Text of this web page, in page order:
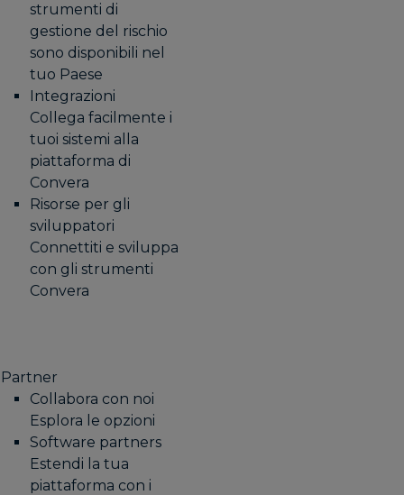
strumenti di
gestione del rischio
sono disponibili nel
tuo Paese
Integrazioni
Collega facilmente i
tuoi sistemi alla
piattaforma di
Convera
Risorse per gli
sviluppatori
Connettiti e sviluppa
con gli strumenti
Convera
Partner
Collabora con noi
Esplora le opzioni
Software partners
Estendi la tua
piattaforma con i